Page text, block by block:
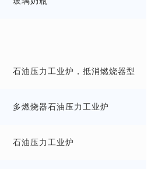
石油压力工业炉，抵消燃烧器型
多燃烧器石油压力工业炉
石油压力工业炉